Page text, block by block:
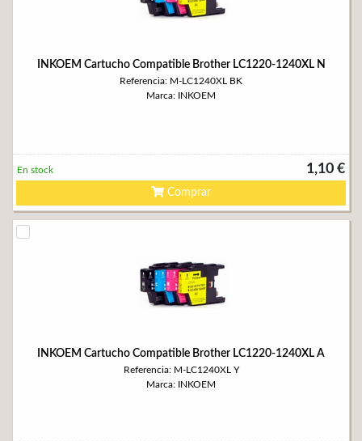
INKOEM Cartucho Compatible Brother LC1220-1240XL N
Referencia: M-LC1240XL BK
Marca: INKOEM
1,10 €
En stock
Comprar
INKOEM Cartucho Compatible Brother LC1220-1240XL A
Referencia: M-LC1240XL Y
Marca: INKOEM